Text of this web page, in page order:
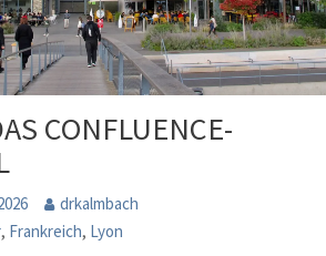
CONFLUENCE-
drkalmbach
, Frankreich, Lyon